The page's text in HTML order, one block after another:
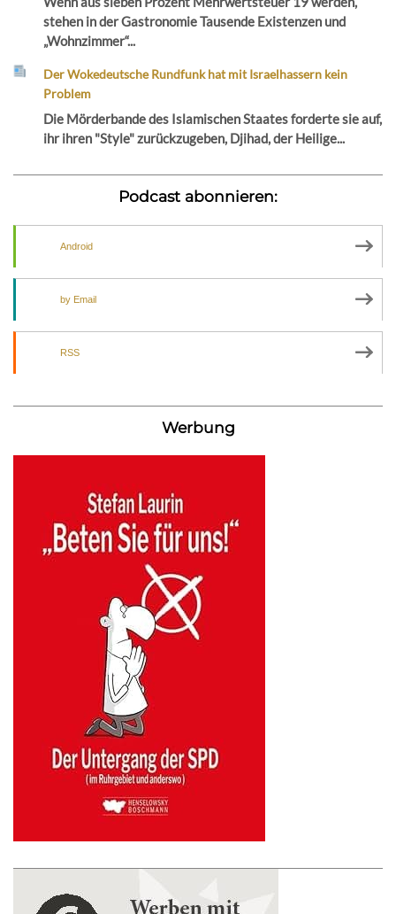
stehen in der Gastronomie Tausende Existenzen und
„Wohnzimmer“...
Der Wokedeutsche Rundfunk hat mit Israelhassern kein
Problem
Die Mörderbande des Islamischen Staates forderte sie auf,
ihr ihren "Style" zurückzugeben, Djihad, der Heilige...
Podcast abonnieren:
Android
by Email
RSS
Werbung